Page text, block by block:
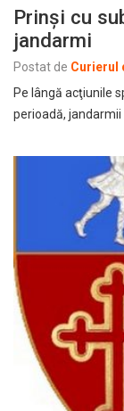
Prinşi cu
jandarmi
Postat de Curierul
Pe lângă acţiunile
perioadă, jandarmii